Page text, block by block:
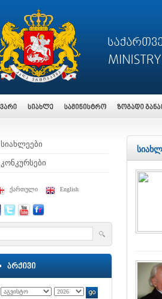
სიახლეები
კონკურსები
ქართული English